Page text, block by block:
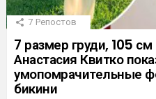
7 Репостов
7 размер груди, 105
Анастасия Квитко
умопомрачительные
бикини